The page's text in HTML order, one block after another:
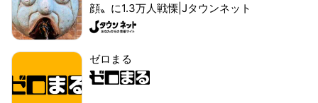
顔〟に1.3万人戦慄|Jタウンネット
ゼロまる